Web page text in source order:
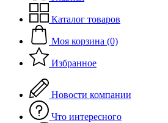
Каталог товаров
Моя корзина (0)
Избранное
Новости компании
Что интересного